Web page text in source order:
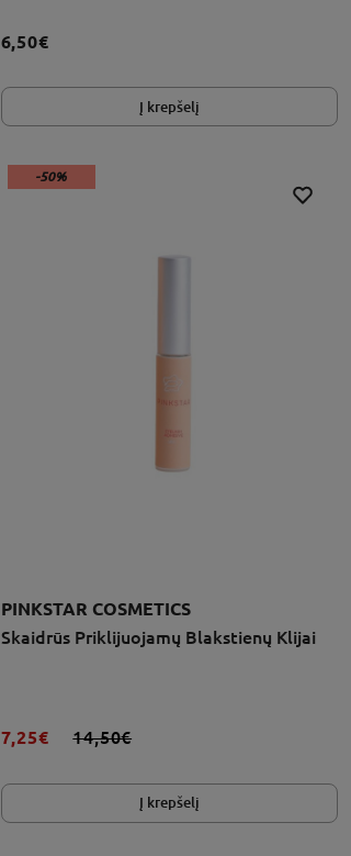
6,50€
Į krepšelį
-50%
PINKSTAR COSMETICS
Skaidrūs Priklijuojamų Blakstienų Klijai
7,25€ 14,50€
Į krepšelį